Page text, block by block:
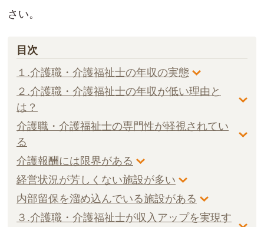
さい。
目次
１.介護職・介護福祉士の年収の実態
２.介護職・介護福祉士の年収が低い理由と
は？
介護職・介護福祉士の専門性が軽視されてい
る
介護報酬には限界がある
経営状況が芳しくない施設が多い
内部留保を溜め込んでいる施設がある
３.介護職・介護福祉士が収入アップを実現す